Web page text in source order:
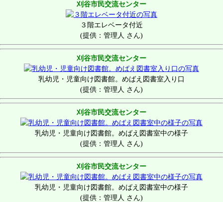
刈谷市民交流センター
３階エレベータ付近
(提供：管理人 さん)
刈谷市民交流センター
乳幼児・児童向け図書館。めばえ図書室入り口
(提供：管理人 さん)
刈谷市民交流センター
乳幼児・児童向け図書館。めばえ図書室中の様子
(提供：管理人 さん)
刈谷市民交流センター
乳幼児・児童向け図書館。めばえ図書室中の様子
(提供：管理人 さん)